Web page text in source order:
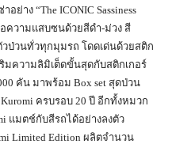
ย่าง “The ICONIC Sassiness
ความแสบซนด้วยสีดำ-ม่วง สี
ป่วนทั่วทุกมุมรถ โดดเด่นด้วยสติก
ริมความลิมิเต็ดขั้นสุดกับสติกเกอร์
คัน มาพร้อม Box set สุดป่วน
ครบรอบ 20 ปี อีกทั้งหมวก
แมตช์กับสีรถได้อย่างลงตัว
Limited Edition ผลิตจำนวน